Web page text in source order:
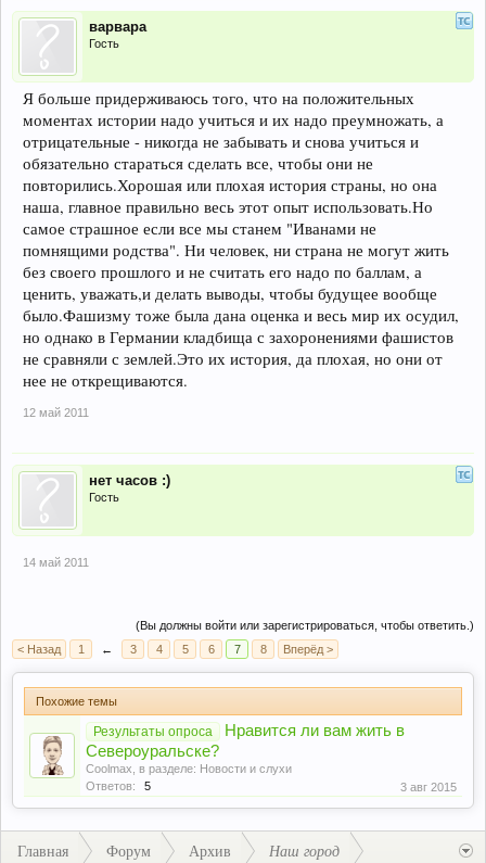
варвара
Гость
Я больше придерживаюсь того, что на положительных
моментах истории надо учиться и их надо преумножать, а
отрицательные - никогда не забывать и снова учиться и
обязательно стараться сделать все, чтобы они не
повторились.Хорошая или плохая история страны, но она
наша, главное правильно весь этот опыт использовать.Но
самое страшное если все мы станем "Иванами не
помнящими родства". Ни человек, ни страна не могут жить
без своего прошлого и не считать его надо по баллам, а
ценить, уважать,и делать выводы, чтобы будущее вообще
было.Фашизму тоже была дана оценка и весь мир их осудил,
но однако в Германии кладбища с захоронениями фашистов
не сравняли с землей.Это их история, да плохая, но они от
нее не открещиваются.
12 май 2011
нет часов :)
Гость
14 май 2011
(Вы должны войти или зарегистрироваться, чтобы ответить.)
< Назад
1 ← 3 4 5 6 7 8 Вперёд >
Похожие темы
Результаты опроса
Нравится ли вам жить в
Североуральске?
Coolmax , в разделе: Новости и слухи
Ответов:
5 3 авг 2015
Главная Форум Архив Наш город